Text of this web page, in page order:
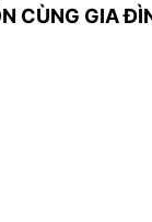
CÙNG GIA